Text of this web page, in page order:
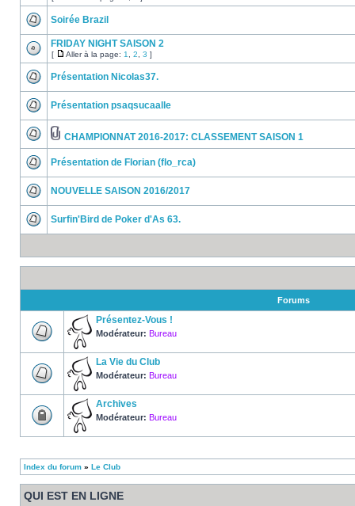
Soirée Brazil
FRIDAY NIGHT SAISON 2
[ Aller à la page: 1 2 3 ]
Présentation Nicolas37.
Présentation psaqsucaalle
CHAMPIONNAT 2016-2017: CLASSEMENT SAISON 1
Présentation de Florian (flo_rca)
NOUVELLE SAISON 2016/2017
Surfin'Bird de Poker d'As 63.
Forums
Présentez-Vous !
Modérateur: Bureau
La Vie du Club
Modérateur: Bureau
Archives
Modérateur: Bureau
Index du forum » Le Club
QUI EST EN LIGNE